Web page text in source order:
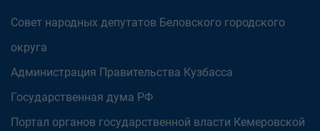
Совет народных депутатов Беловского городского
округа
Администрация Правительства Кузбасса
Государственная дума РФ
Портал органов государственной власти Кемеровской